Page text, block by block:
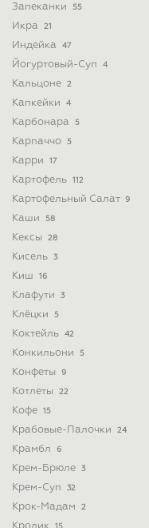
Запеканки 55
Икра 21
Индейка 47
Йогуртовый-Суп 4
Кальцоне 2
Капкейки 4
Карбонара 5
Карпаччо 5
Карри 17
Картофель 112
Картофельный Салат 9
Каши 58
Кексы 28
Кисель 3
Киш 16
Клафути 3
Клёцки 5
Коктейль 42
Конкильони 5
Конфеты 9
Котлеты 22
Кофе 15
Крабовые-Палочки 24
Крамбл 6
Крем-Брюле 3
Крем-Суп 32
Крок-Мадам 2
Кролик